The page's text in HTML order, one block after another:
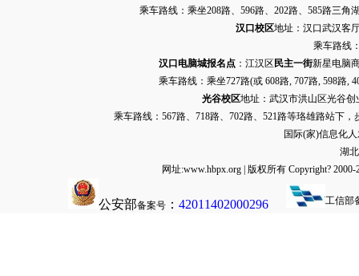
乘车路线：乘坐208路、596路、202路、585路三
汉口校区地址：汉口武汉客
乘车路线
汉口电脑城报名点：江汉区 民主一街新星电脑
乘车路线：乘坐727路(或 608路, 707路, 598路,
光谷校区地址：武汉市洪山区光谷创
乘车路线：567路、718路、702路、521路等珞雄路站下
国际(家)信息化
湖
网址:www.hbpx.org | 版权所有 Copyright?
公安部备案号 ： 42011402000296 工信部